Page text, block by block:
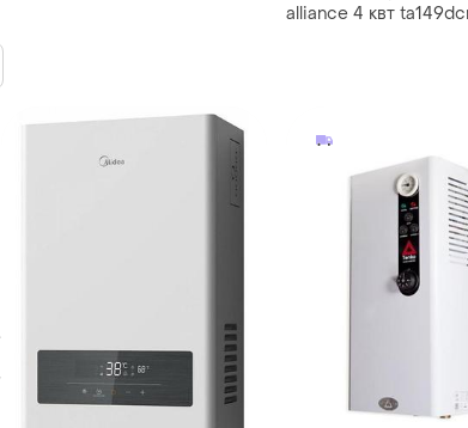
alliance 4 квт